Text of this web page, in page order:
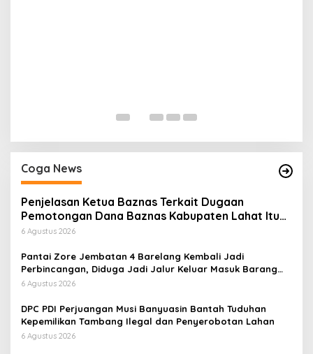
Coga News
Penjelasan Ketua Baznas Terkait Dugaan
Pemotongan Dana Baznas Kabupaten Lahat Itu
Tidak Benar
6 Agustus 2026
Pantai Zore Jembatan 4 Barelang Kembali Jadi
Perbincangan, Diduga Jadi Jalur Keluar Masuk Barang
Tanpa Dokumen Kepabeanan, Nama Berinisial WL
di Kawasan Pesisir
6 Agustus 2026
DPC PDI Perjuangan Musi Banyuasin Bantah Tuduhan
Kepemilikan Tambang Ilegal dan Penyerobotan Lahan
6 Agustus 2026